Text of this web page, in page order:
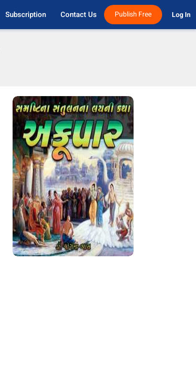
Subscription Contact Us Publish Free Log In